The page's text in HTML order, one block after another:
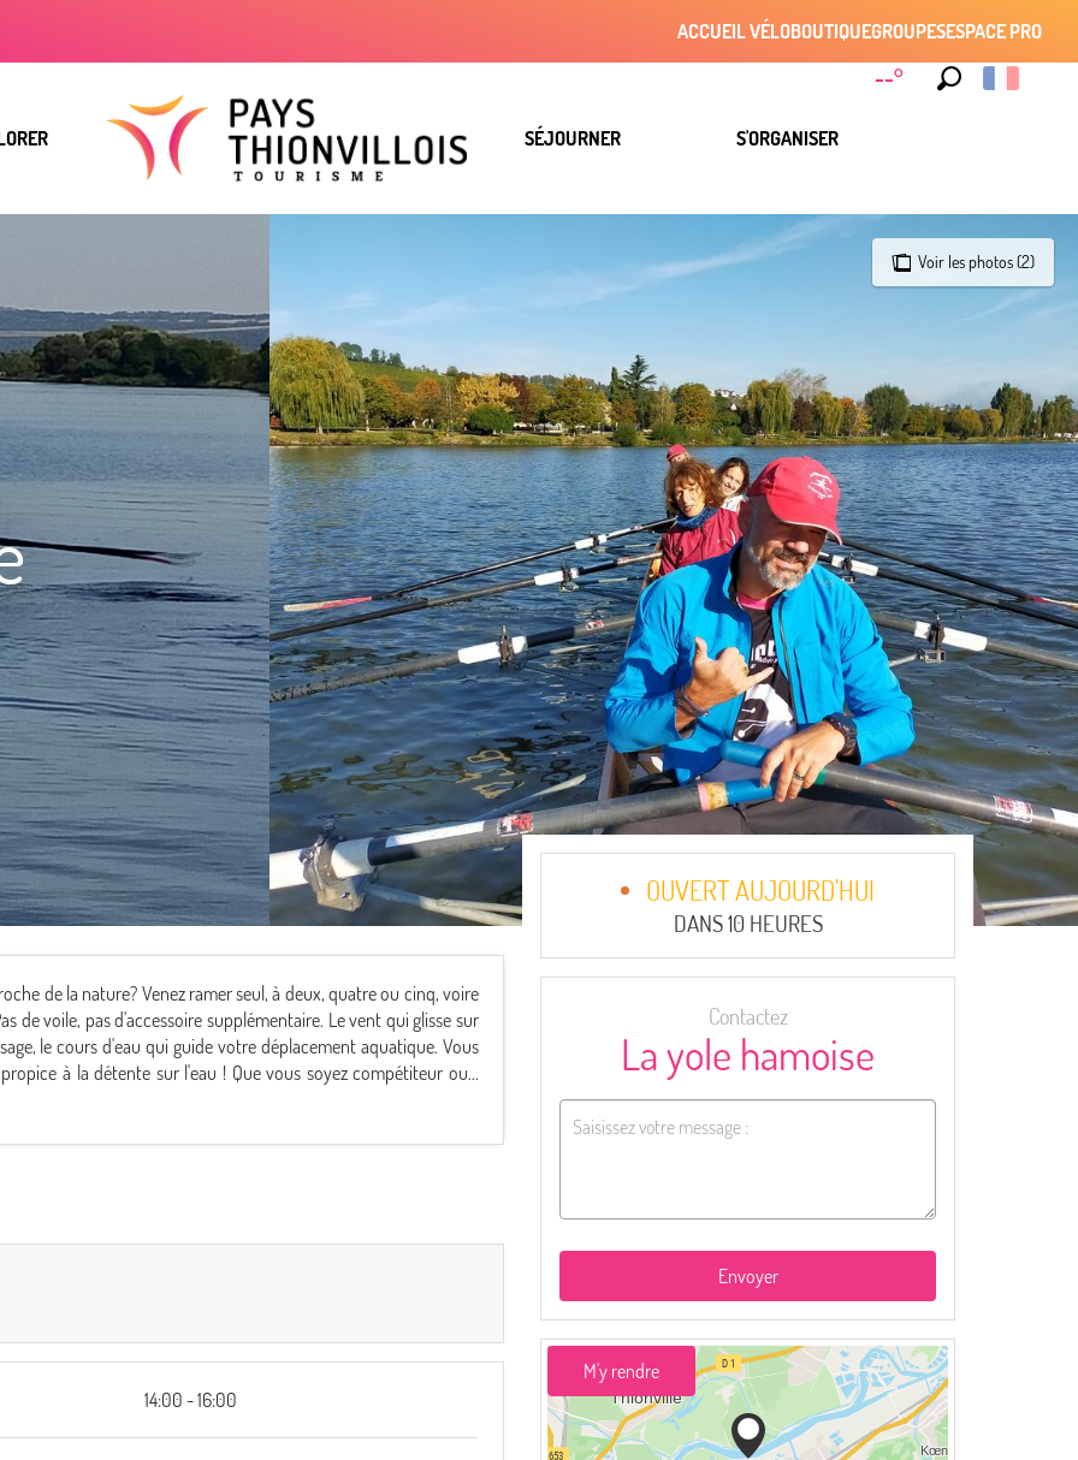
--°
ACCUEIL VÉLOBOUTIQUEGROUPESESPACE PRO
SÉJOURNER S'ORGANISER
Voir les photos (2)
de la nature? Venez ramer seul, à deux, quatre ou cinq, voire
de voile, pas d'accessoire supplémentaire. Le vent qui glisse sur
le cours d'eau qui guide votre déplacement aquatique. Vous
à la détente sur l'eau ! Que vous soyez compétiteur ou...
14:00 - 16:00
OUVERT AUJOURD'HUI
DANS 10 HEURES
Contactez
La yole hamoise
Envoyer
M'y rendre